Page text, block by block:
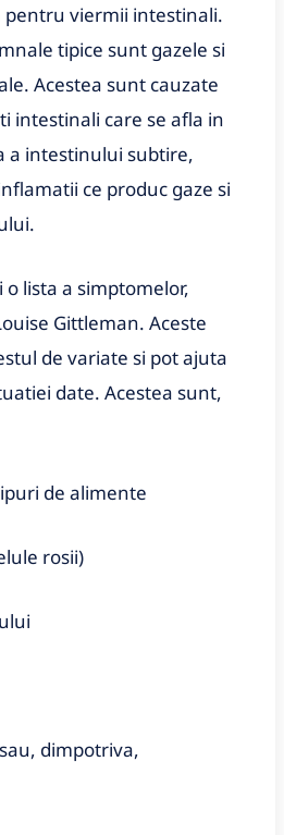
pentru viermii intestinali.
tipice sunt gazele si
Acestea sunt cauzate
intestinali care se afla in
a intestinului subtire,
ce produc gaze si
o lista a simptomelor,
Gittleman. Aceste
de variate si pot ajuta
date. Acestea sunt,
de alimente
rosii)
dimpotriva,